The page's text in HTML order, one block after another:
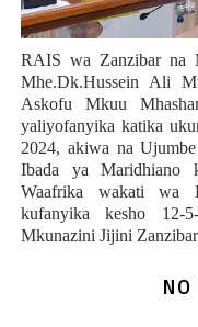
RAIS wa Zanzibar na
Mhe.Dk.Hussein Ali
Askofu Mkuu
yaliyofanyika katika
2024, akiwa na
Ibada ya Maridhiano
Waafrika wakati wa
kufanyika kesho 12-
Mkunazini Jijini